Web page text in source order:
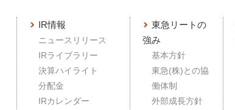
IR情報
ニュースリリース
IRライブラリー
決算ハイライト
分配金
IRカレンダー
東急リートの
強み
基本方針
東急(株)との協
働体制
外部成長方針